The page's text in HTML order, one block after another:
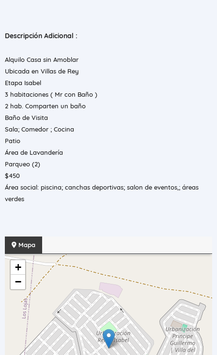
Descripción Adicional :
Alquilo Casa sin Amoblar
Ubicada en Villas de Rey
Etapa Isabel
3 habitaciones ( Mr con Baño )
2 hab. Comparten un baño
Baño de Visita
Sala; Comedor ; Cocina
Patio
Área de Lavandería
Parqueo (2)
$450
Área social: piscina; canchas deportivas; salon de eventos,; áreas
verdes
Mapa
+
−